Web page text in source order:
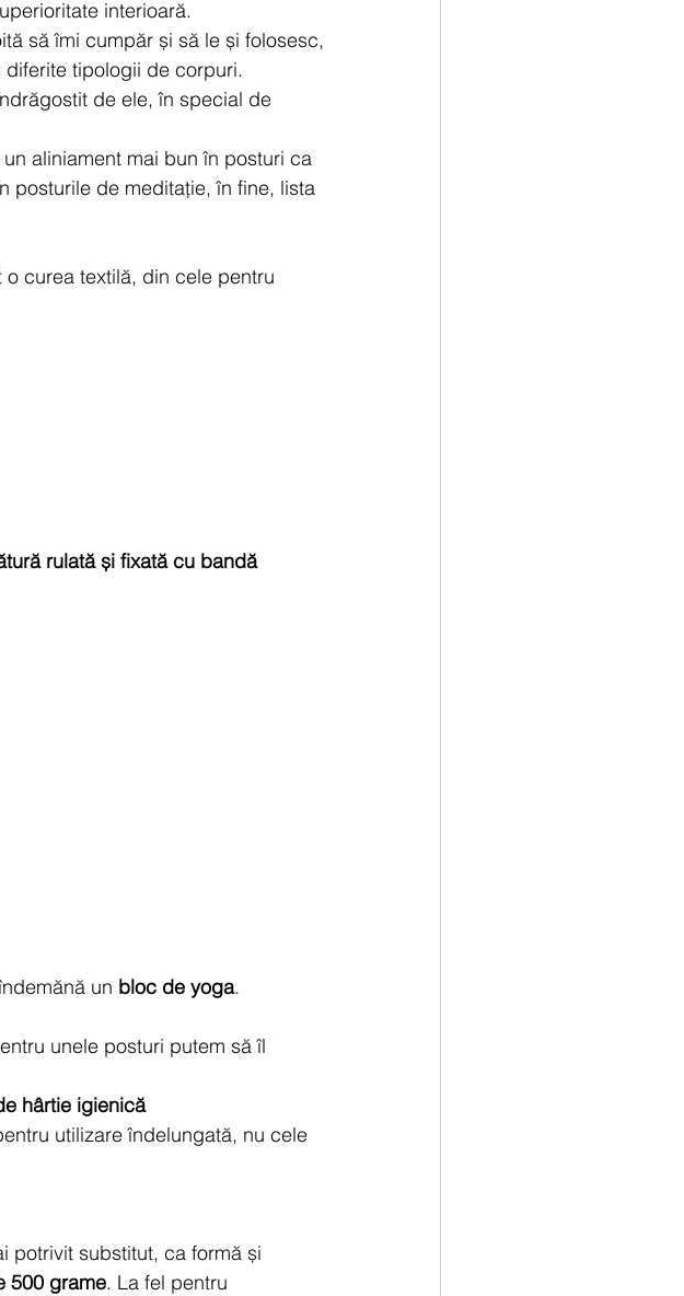
interioară.
să îmi cumpăr și să le și folosesc,
tipologii de corpuri.
de ele, în special de
aliniament mai bun în posturi ca
posturile de meditație, în fine, lista
curea textilă, din cele pentru
rulată și fixată cu bandă
un bloc de yoga.
unele posturi putem să îl
hârtie igienică
utilizare îndelungată, nu cele
potrivit substitut, ca formă și
500 grame. La fel pentru